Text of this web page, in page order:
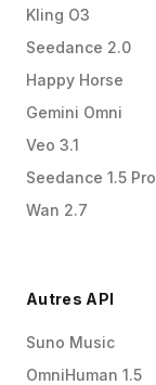
Kling O3
Seedance 2.0
Happy Horse
Gemini Omni
Veo 3.1
Seedance 1.5 Pro
Wan 2.7
Autres API
Suno Music
OmniHuman 1.5